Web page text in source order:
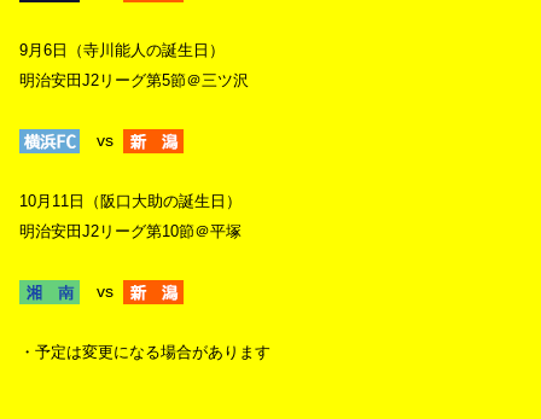
9月6日（寺川能人の誕生日）
明治安田J2リーグ第5節＠三ツ沢
vs
10月11日（阪口大助の誕生日）
明治安田J2リーグ第10節＠平塚
vs
・予定は変更になる場合があります